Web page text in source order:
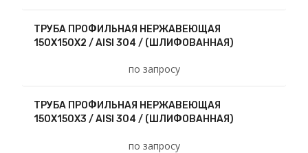
ТРУБА ПРОФИЛЬНАЯ НЕРЖАВЕЮЩАЯ
150Х150Х2 / AISI 304 / (ШЛИФОВАННАЯ)
по запросу
ТРУБА ПРОФИЛЬНАЯ НЕРЖАВЕЮЩАЯ
150Х150Х3 / AISI 304 / (ШЛИФОВАННАЯ)
по запросу